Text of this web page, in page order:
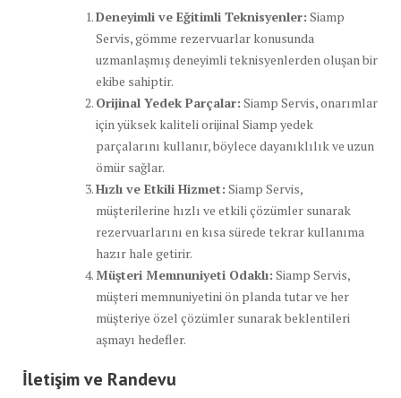
Deneyimli ve Eğitimli Teknisyenler: Siamp
Servis, gömme rezervuarlar konusunda
uzmanlaşmış deneyimli teknisyenlerden oluşan bir
ekibe sahiptir.
Orijinal Yedek Parçalar: Siamp Servis, onarımlar
için yüksek kaliteli orijinal Siamp yedek
parçalarını kullanır, böylece dayanıklılık ve uzun
ömür sağlar.
Hızlı ve Etkili Hizmet: Siamp Servis,
müşterilerine hızlı ve etkili çözümler sunarak
rezervuarlarını en kısa sürede tekrar kullanıma
hazır hale getirir.
Müşteri Memnuniyeti Odaklı: Siamp Servis,
müşteri memnuniyetini ön planda tutar ve her
müşteriye özel çözümler sunarak beklentileri
aşmayı hedefler.
İletişim ve Randevu